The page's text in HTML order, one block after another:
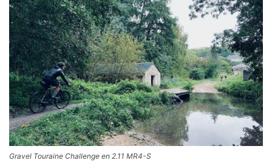
Gravel Touraine Challenge en 2.11 MR4-S